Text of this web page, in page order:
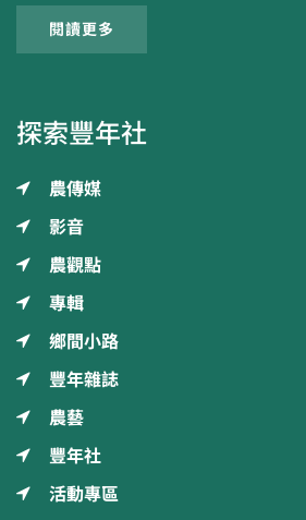
閱讀更多
探索豐年社
農傳媒
影音
農觀點
專輯
鄉間小路
豐年雜誌
農藝
豐年社
活動專區